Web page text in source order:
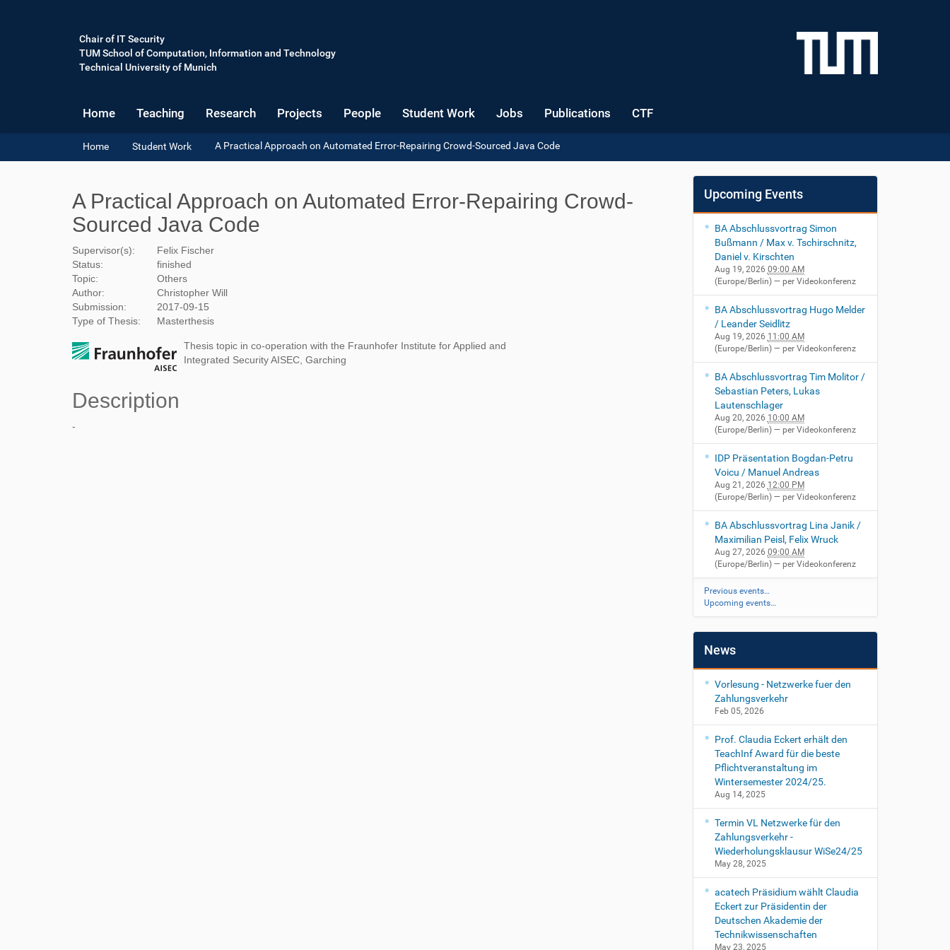
Chair of IT Security
TUM School of Computation, Information and Technology
Technical University of Munich
Home Teaching Research Projects People Student Work Jobs Publications CTF
Y
o
r
e
h
r
:
Home Student Work A Practical Approach on Automated Error-Repairing Crowd-Sourced Java Code
A Practical Approach on Automated Error-Repairing Crowd-
Sourced Java Code
Supervisor(s):
Felix Fischer
Status:
finished
Topic:
Others
Author:
Christopher Will
Submission:
2017-09-15
Type of Thesis:
Masterthesis
Thesis topic in co-operation with the Fraunhofer Institute for Applied and
Integrated Security AISEC, Garching
Description
-
Upcoming Events
BA Abschlussvortrag Simon
Bußmann / Max v. Tschirschnitz,
Daniel v. Kirschten
Aug 19, 2026 09:00 AM
(Europe/Berlin) — per Videokonferenz
BA Abschlussvortrag Hugo Melder
/ Leander Seidlitz
Aug 19, 2026 11:00 AM
(Europe/Berlin) — per Videokonferenz
BA Abschlussvortrag Tim Molitor /
Sebastian Peters, Lukas
Lautenschlager
Aug 20, 2026 10:00 AM
(Europe/Berlin) — per Videokonferenz
IDP Präsentation Bogdan-Petru
Voicu / Manuel Andreas
Aug 21, 2026 12:00 PM
(Europe/Berlin) — per Videokonferenz
BA Abschlussvortrag Lina Janik /
Maximilian Peisl, Felix Wruck
Aug 27, 2026 09:00 AM
(Europe/Berlin) — per Videokonferenz
Previous events…
Upcoming events…
News
Vorlesung - Netzwerke fuer den
Zahlungsverkehr
Feb 05, 2026
Prof. Claudia Eckert erhält den
TeachInf Award für die beste
Pflichtveranstaltung im
Wintersemester 2024/25.
Aug 14, 2025
Termin VL Netzwerke für den
Zahlungsverkehr -
Wiederholungsklausur WiSe24/25
May 28, 2025
acatech Präsidium wählt Claudia
Eckert zur Präsidentin der
Deutschen Akademie der
Technikwissenschaften
May 23, 2025